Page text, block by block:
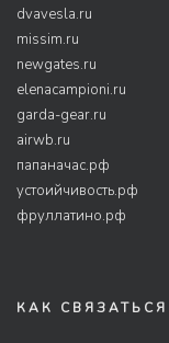
dvavesla.ru
missim.ru
newgates.ru
elenacampioni.ru
garda-gear.ru
airwb.ru
папаначас.рф
устоийчивость.рф
фруллатино.рф
КАК